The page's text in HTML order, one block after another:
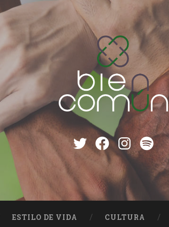
TwitterFacebook
ESTILO DE VIDA CULTURA